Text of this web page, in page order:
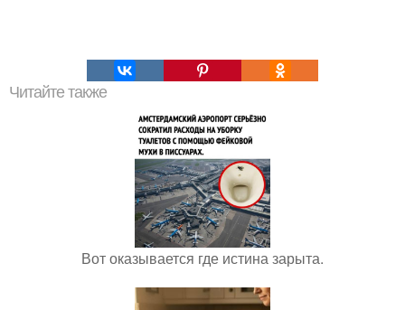
Читайте также
Вот оказывается где истина зарыта.